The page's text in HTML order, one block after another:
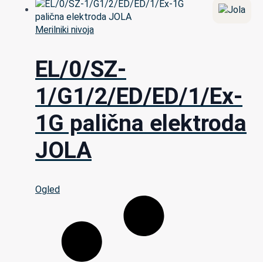
Merilniki nivoja
EL/0/SZ-
1/G1/2/ED/ED/1/Ex-
1G palična elektroda
JOLA
Ogled